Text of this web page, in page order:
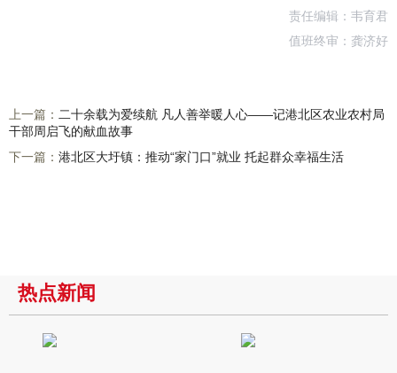
责任编辑：韦育君
值班终审：龚济好
上一篇： 二十余载为爱续航 凡人善举暖人心——记港北区农业农村局
干部周启飞的献血故事
下一篇： 港北区大圩镇：推动“家门口”就业 托起群众幸福生活
热点新闻